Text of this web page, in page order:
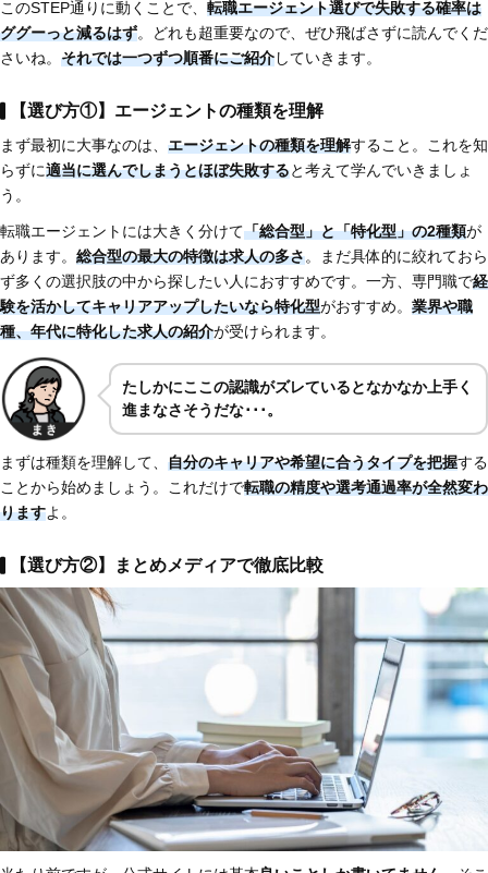
このSTEP通りに動くことで、 転職エージェント選びで失敗する確率は
ググーっと減るはず。どれも超重要なので、ぜひ飛ばさずに読んでくだ
さいね。 それでは一つずつ順番にご紹介していきます。
【選び方①】エージェントの種類を理解
まず最初に大事なのは、 エージェントの種類を理解すること。これを知
らずに適当に選んでしまうとほぼ失敗すると考えて学んでいきましょ
う。
転職エージェントには大きく分けて「総合型」と「特化型」の2種類が
あります。 総合型の最大の特徴は求人の多さ。まだ具体的に絞れておら
ず多くの選択肢の中から探したい人におすすめです。一方、専門職で経
験を活かしてキャリアアップしたいなら特化型がおすすめ。 業界や職
種、年代に特化した求人の紹介が受けられます。
たしかにここの認識がズレているとなかなか上手く
進まなさそうだな･･･。
まずは種類を理解して、 自分のキャリアや希望に合うタイプを把握する
ことから始めましょう。これだけで転職の精度や選考通過率が全然変わ
りますよ。
【選び方②】まとめメディアで徹底比較